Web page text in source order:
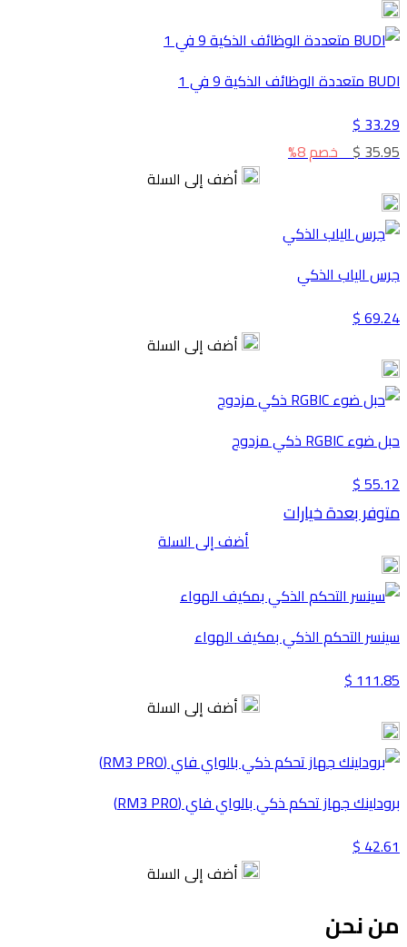
BUDI متعددة الوظائف الذكية 9 في 1
33.29 $
35.95 $ خصم 8%
جرس الياب الذكي
69.24 $
حبل ضوء RGBIC ذكي مزدوج
55.12 $
متوفر بعدة خيارات
أضف إلى السلة
سينسر التحكم الذكي بمكيف الهواء
111.85 $
برودلينك جهاز تحكم ذكي بالواي فاي (RM3 PRO)
42.61 $
من نحن